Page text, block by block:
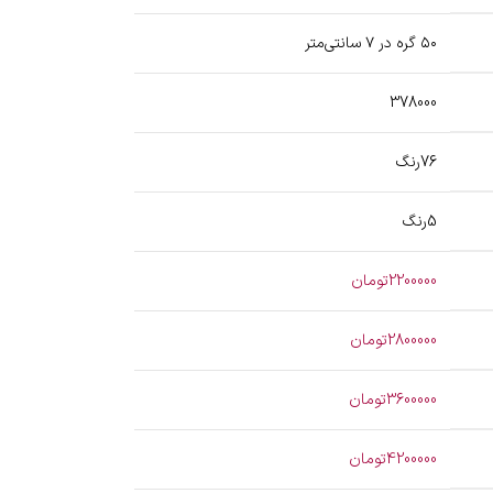
۵۰ گره در ۷ سانتی‌متر
378000
76رنگ
5رنگ
2200000تومان
2800000تومان
3600000تومان
4200000تومان